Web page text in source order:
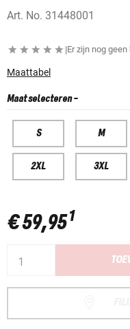
Art. No. 31448001
|Er zijn nog
Maattabel
Maat selecteren-
S M
2XL 3XL
€ 59,951